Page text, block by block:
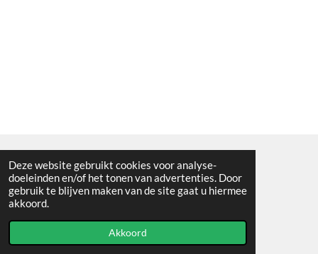
Deze website gebruikt cookies voor analyse-
doeleinden en/of het tonen van advertenties. Door
gebruik te blijven maken van de site gaat u hiermee
akkoord.
Akkoord
Algemene voorwaarden
© 2021 - RC en mineralenshop Het vlinderpad